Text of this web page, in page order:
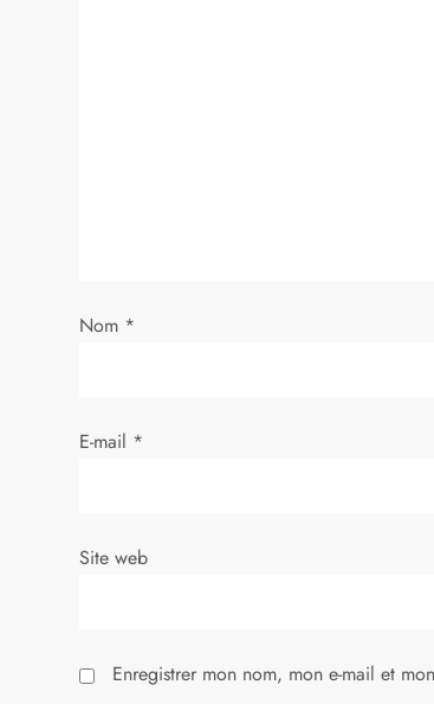
e
t
Nom *
E-mail *
Site web
Enregistrer mon nom, mon e-mail et